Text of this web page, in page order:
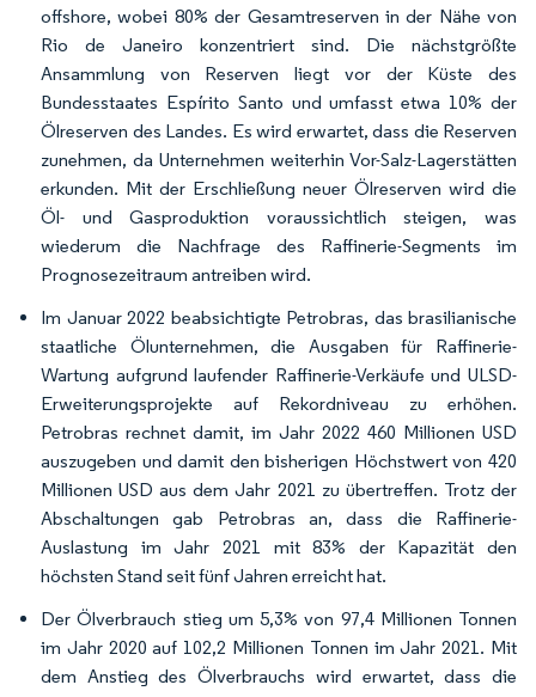
offshore, wobei 80% der Gesamtreserven in der Nähe von
Rio de Janeiro konzentriert sind. Die nächstgrößte
Ansammlung von Reserven liegt vor der Küste des
Bundesstaates Espírito Santo und umfasst etwa 10% der
Ölreserven des Landes. Es wird erwartet, dass die Reserven
zunehmen, da Unternehmen weiterhin Vor-Salz-Lagerstätten
erkunden. Mit der Erschließung neuer Ölreserven wird die
Öl- und Gasproduktion voraussichtlich steigen, was
wiederum die Nachfrage des Raffinerie-Segments im
Prognosezeitraum antreiben wird.
Im Januar 2022 beabsichtigte Petrobras, das brasilianische
staatliche Ölunternehmen, die Ausgaben für Raffinerie-
Wartung aufgrund laufender Raffinerie-Verkäufe und ULSD-
Erweiterungsprojekte auf Rekordniveau zu erhöhen.
Petrobras rechnet damit, im Jahr 2022 460 Millionen USD
auszugeben und damit den bisherigen Höchstwert von 420
Millionen USD aus dem Jahr 2021 zu übertreffen. Trotz der
Abschaltungen gab Petrobras an, dass die Raffinerie-
Auslastung im Jahr 2021 mit 83% der Kapazität den
höchsten Stand seit fünf Jahren erreicht hat.
Der Ölverbrauch stieg um 5,3% von 97,4 Millionen Tonnen
im Jahr 2020 auf 102,2 Millionen Tonnen im Jahr 2021. Mit
dem Anstieg des Ölverbrauchs wird erwartet, dass die